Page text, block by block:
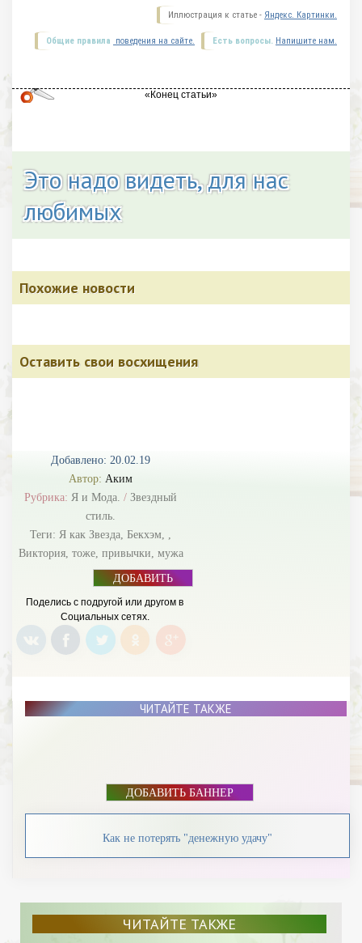
Добавлено: 20.02.19
Автор: Аким
Рубрика: Я и Мода. / Звездный
стиль.
Теги: Я как Звезда, Бекхэм, ,
Виктория, тоже, привычки, мужа
ДОБАВИТЬ
Поделись с подругой или другом в
Социальных сетях.
Иллюстрация к статье - Яндекс. Картинки.
Есть вопросы. Напишите нам.
Общие правила поведения на сайте.
Это надо видеть, для нас
любимых
Похожие новости
Оставить свои восхищения
ЧИТАЙТЕ ТАКЖЕ
ДОБАВИТЬ БАННЕР
Как не потерять "денежную удачу"
ЧИТАЙТЕ ТАКЖЕ